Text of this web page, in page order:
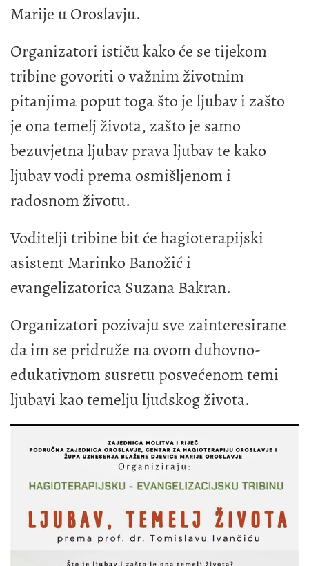
Marije u Oroslavju.
Organizatori ističu kako će se tijekom
tribine govoriti o važnim životnim
pitanjima poput toga što je ljubav i zašto
je ona temelj života, zašto je samo
bezuvjetna ljubav prava ljubav te kako
ljubav vodi prema osmišljenom i
radosnom životu.
Voditelji tribine bit će hagioterapijski
asistent Marinko Banožić i
evangelizatorica Suzana Bakran.
Organizatori pozivaju sve zainteresirane
da im se pridruže na ovom duhovno-
edukativnom susretu posvećenom temi
ljubavi kao temelju ljudskog života.